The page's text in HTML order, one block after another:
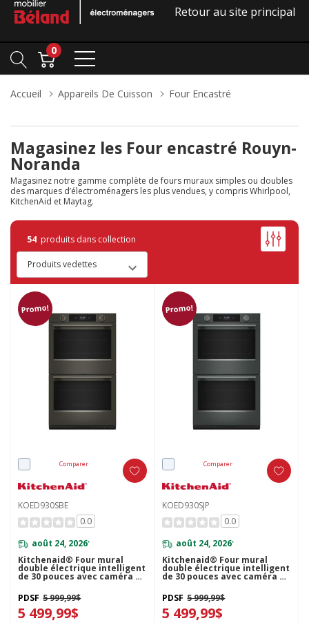
Retour au site principal
0
Accueil Appareils De Cuisson Four Encastré
Magasinez les Four encastré Rouyn-
Noranda
Magasinez notre gamme complète de fours muraux simples ou doubles
des marques d’électroménagers les plus vendues, y compris Whirlpool,
KitchenAid et Maytag.
54 produits dans collection
Promo!
Comparer
KOED930SBE
0.0
août 24, 2026*
Kitchenaid® Four mural
double électrique intelligent
de 30 pouces avec caméra de
cuisson intelligente - Fini
minerai noir KOED930SBE
PDSF 5 999,99$
5 499,99$
Promo!
Comparer
KOED930SJP
0.0
août 24, 2026*
Kitchenaid® Four mural
double électrique intelligent
de 30 pouces avec caméra de
cuisson intelligente - Fini
Genévrier KOED930SJP
PDSF 5 999,99$
5 499,99$